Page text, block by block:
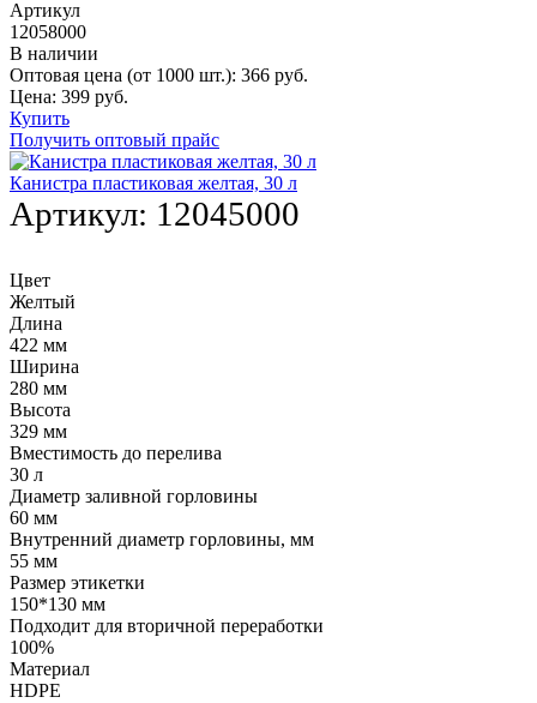
Артикул
12058000
В наличии
Оптовая цена (от 1000 шт.): 366 руб.
Цена: 399 руб.
Купить
Получить оптовый прайс
Канистра пластиковая желтая, 30 л
Артикул: 12045000
Цвет
Желтый
Длина
422 мм
Ширина
280 мм
Высота
329 мм
Вместимость до перелива
30 л
Диаметр заливной горловины
60 мм
Внутренний диаметр горловины, мм
55 мм
Размер этикетки
150*130 мм
Подходит для вторичной переработки
100%
Материал
HDPE